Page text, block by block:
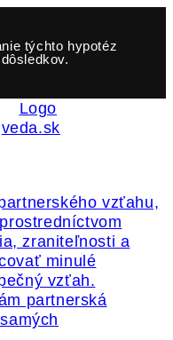
týchto hypotéz
partnerská